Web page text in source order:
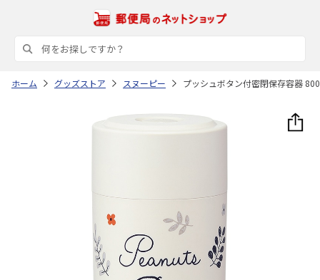
ホーム グッズストア スヌーピー プッシュボタン付密閉保存容器